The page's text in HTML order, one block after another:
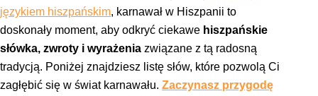
językiem hiszpańskim, karnawał w Hiszpanii to
doskonały moment, aby odkryć ciekawe hiszpańskie
słówka, zwroty i wyrażenia związane z tą radosną
tradycją. Poniżej znajdziesz listę słów, które pozwolą Ci
zagłębić się w świat karnawału. Zaczynasz przygodę